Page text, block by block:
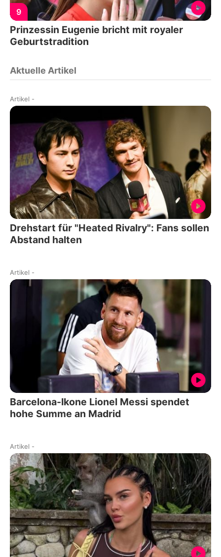
9
Prinzessin Eugenie bricht mit royaler
Geburtstradition
Aktuelle Artikel
Artikel -
Drehstart für "Heated Rivalry": Fans sollen
Abstand halten
Artikel -
Barcelona-Ikone Lionel Messi spendet
hohe Summe an Madrid
Artikel -